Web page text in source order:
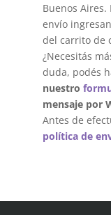
Buenos Aires.
envío
del carrito de
¿Necesitás
duda, podés
nuestro
mensaje por
Antes de
política de